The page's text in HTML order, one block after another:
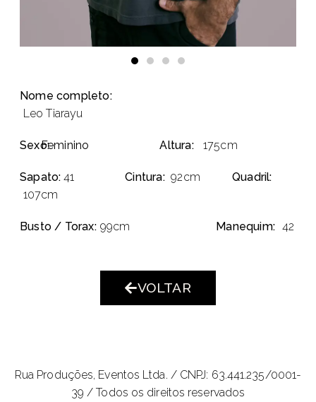
Nome completo:
Leo Tiarayu
Sexo:Feminino Altura: 175cm
Sapato: 41 Cintura: 92cm
Quadril:
107cm
Busto / Torax: 99cm Manequim: 42
VOLTAR
Rua Produções, Eventos Ltda. / CNPJ: 63.441.235/0001-
39 / Todos os direitos reservados